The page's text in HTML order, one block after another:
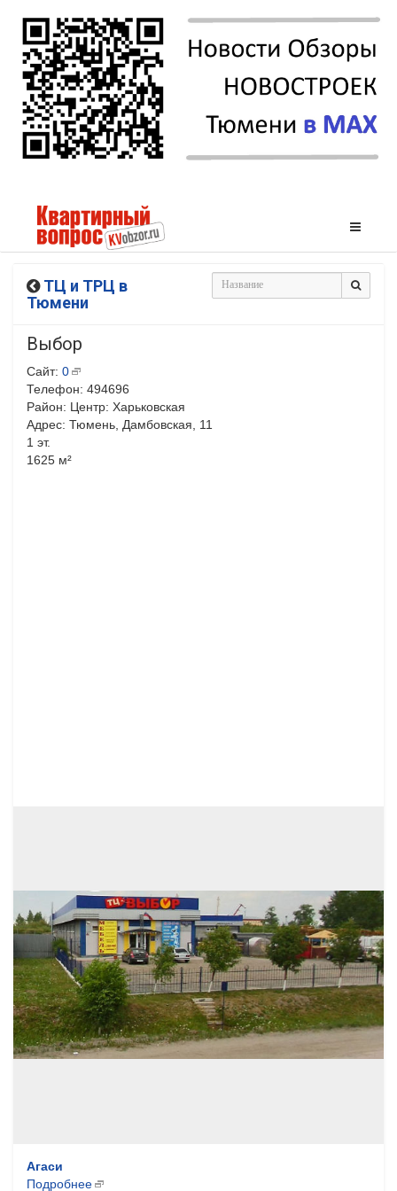
ТЦ и ТРЦ в
Тюмени
Выбор
Сайт: 0
Телефон: 494696
Район: Центр: Харьковская
Адрес: Тюмень, Дамбовская, 11
1 эт.
1625 м²
Агаси
Подробнее